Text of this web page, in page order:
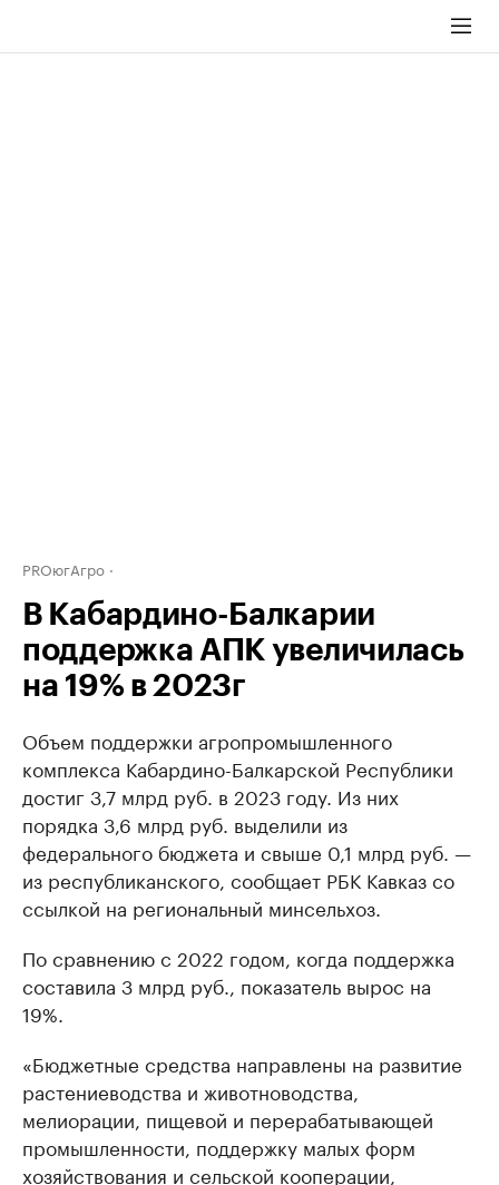
PROюгАгро
В Кабардино-Балкарии
поддержка АПК увеличилась
на 19% в 2023г
Объем поддержки агропромышленного
комплекса Кабардино-Балкарской Республики
достиг 3,7 млрд руб. в 2023 году. Из них
порядка 3,6 млрд руб. выделили из
федерального бюджета и свыше 0,1 млрд руб. —
из республиканского, сообщает РБК Кавказ со
ссылкой на региональный минсельхоз.
По сравнению с 2022 годом, когда поддержка
составила 3 млрд руб., показатель вырос на
19%.
«Бюджетные средства направлены на развитие
растениеводства и животноводства,
мелиорации, пищевой и перерабатывающей
промышленности, поддержку малых форм
хозяйствования и сельской кооперации,